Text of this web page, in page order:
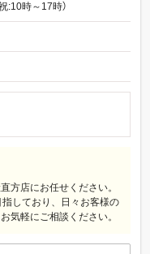
:10時～17時）
方店にお任せください。
しており、日々お客様の
気軽にご相談ください。